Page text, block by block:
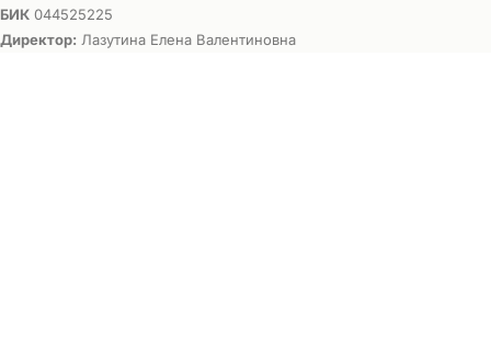
БИК 044525225
Директор: Лазутина Елена Валентиновна